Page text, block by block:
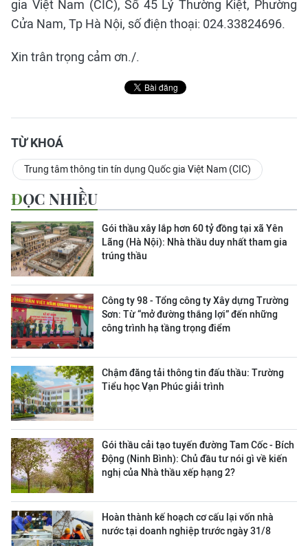
gia Việt Nam (CIC), Số 45 Lý Thường Kiệt, Phường
Cửa Nam, Tp Hà Nội, số điện thoại: 024.33824696.
Xin trân trọng cảm ơn./.
TỪ KHOÁ
Trung tâm thông tin tín dụng Quốc gia Việt Nam (CIC)
ĐỌC NHIỀU
Gói thầu xây lắp hơn 60 tỷ đồng tại xã Yên
Lãng (Hà Nội): Nhà thầu duy nhất tham gia
trúng thầu
Công ty 98 - Tổng công ty Xây dựng Trường
Sơn: Từ “mở đường thắng lợi” đến những
công trình hạ tầng trọng điểm
Chậm đăng tải thông tin đấu thầu: Trường
Tiểu học Vạn Phúc giải trình
Gói thầu cải tạo tuyến đường Tam Cốc - Bích
Động (Ninh Bình): Chủ đầu tư nói gì về kiến
nghị của Nhà thầu xếp hạng 2?
Hoàn thành kế hoạch cơ cấu lại vốn nhà
nước tại doanh nghiệp trước ngày 31/8